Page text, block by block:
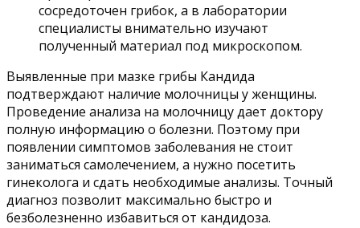
сосредоточен грибок, а в лаборатории
специалисты внимательно изучают
полученный материал под микроскопом.
Выявленные при мазке грибы Кандида
подтверждают наличие молочницы у женщины.
Проведение анализа на молочницу дает доктору
полную информацию о болезни. Поэтому при
появлении симптомов заболевания не стоит
заниматься самолечением, а нужно посетить
гинеколога и сдать необходимые анализы. Точный
диагноз позволит максимально быстро и
безболезненно избавиться от кандидоза.